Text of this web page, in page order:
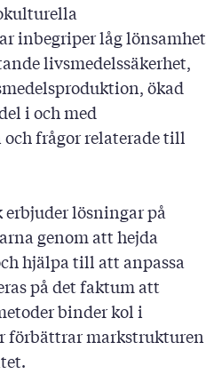
inbegriper låg lönsamhet
livsmedelssäkerhet,
ökad
i och med
frågor relaterade till
lösningar på
genom att hejda
hjälpa till att anpassa
på det faktum att
binder kol i
förbättrar markstrukturen